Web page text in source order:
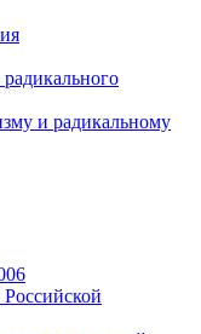
и радикальному